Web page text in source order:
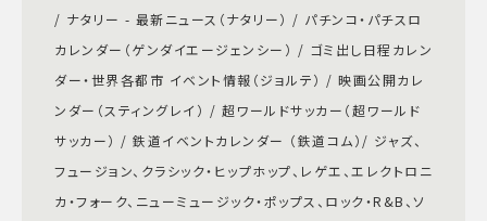
/ ナタリー - 最新ニュース（ナタリー） / パチンコ・パチスロ
カレンダー（ゲンダイエージェンシー） / ゴミ出し日程カレン
ダー・世界各都市 イベント情報（ジョルテ） / 映画公開カレ
ンダー（スティングレイ） / 超ワールドサッカー（超ワールド
サッカー） / 鉄道イベントカレンダー （鉄道コム）/ ジャズ、
フュージョン、クラシック・ヒップホップ、レゲエ、エレクトロニ
カ・フォーク、ニューミュージック・ポップス、ロック・R&B、ソ